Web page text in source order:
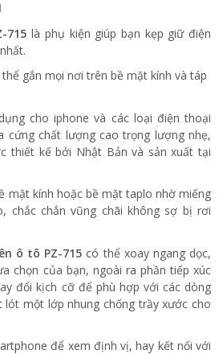
715là phụ kiện giúp bạn kẹp giữ điện
gắn mọi nơi trên bề mặt kính và táp
cho iphone và các loại điện thoại
cứng chất lượng cao trọng lượng nhẹ,
thiết kế bởi Nhật Bản và sản xuất tại
mặt kính hoặc bề mặt taplo nhờ miếng
chắc chắn vũng chãi không sợ bị rơi
ô tô PZ-715 có thể xoay ngang dọc,
chọn của bạn, ngoài ra phần tiếp xúc
đổi kịch cỡ để phù hợp với các dòng
lót một lớp nhung chống trầy xước cho
để xem định vị, hay kết nối với